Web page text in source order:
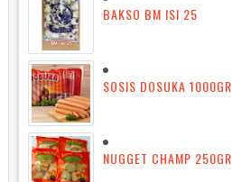
BAKSO BM ISI 25
SOSIS DOSUKA 1000GR
NUGGET CHAMP 250GR